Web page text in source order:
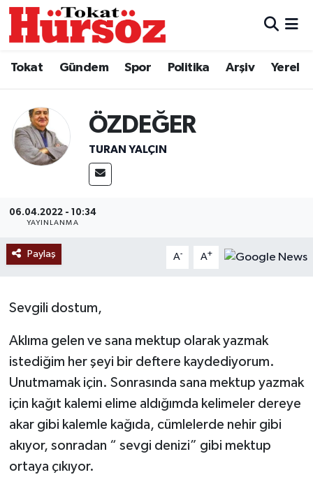
Tokat Gündem Spor Politika Arşiv Yerel
ÖZDEĞER
TURAN YALÇIN
06.04.2022 - 10:34
YAYINLANMA
Paylaş A- A+
Sevgili dostum,
Aklıma gelen ve sana mektup olarak yazmak
istediğim her şeyi bir deftere kaydediyorum.
Unutmamak için. Sonrasında sana mektup yazmak
için kağıt kalemi elime aldığımda kelimeler dereye
akar gibi kalemle kağıda, cümlelerde nehir gibi
akıyor, sonradan “ sevgi denizi” gibi mektup
ortaya çıkıyor.
Türkiye Gündemi
Gündem
Asayiş
Tokat Spor
Eğitim
Ekonomi
Tokat Haber
Hava Durumu
Tokat Namaz Vakitleri
Trafik Durumu
Son Dakika Haberleri
Haber Arşivi